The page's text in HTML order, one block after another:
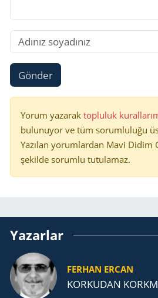
Gönder
Yorum yazarak topluluk
bulunuyor ve tüm sorumluluğu
Yazılan yorumlardan Mavi Didim
şekilde sorumlu tutulamaz.
Yazarlar
FERHAN ERCAN
KORKUDAN